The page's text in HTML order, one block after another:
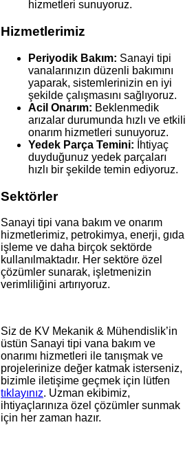
hizmetleri sunuyoruz.
Hizmetlerimiz
Periyodik Bakım: Sanayi tipi
vanalarınızın düzenli bakımını
yaparak, sistemlerinizin en iyi
şekilde çalışmasını sağlıyoruz.
Acil Onarım: Beklenmedik
arızalar durumunda hızlı ve etkili
onarım hizmetleri sunuyoruz.
Yedek Parça Temini: İhtiyaç
duyduğunuz yedek parçaları
hızlı bir şekilde temin ediyoruz.
Sektörler
Sanayi tipi vana bakım ve onarım
hizmetlerimiz, petrokimya, enerji, gıda
işleme ve daha birçok sektörde
kullanılmaktadır. Her sektöre özel
çözümler sunarak, işletmenizin
verimliliğini artırıyoruz.
Siz de KV Mekanik & Mühendislik’in
üstün Sanayi tipi vana bakım ve
onarımı hizmetleri ile tanışmak ve
projelerinize değer katmak isterseniz,
bizimle iletişime geçmek için lütfen
tıklayınız. Uzman ekibimiz,
ihtiyaçlarınıza özel çözümler sunmak
için her zaman hazır.